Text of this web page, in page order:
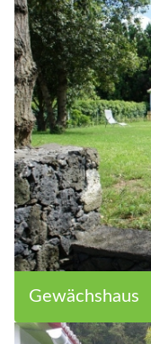
Gewächshaus